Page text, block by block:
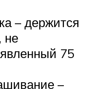
– держится
не
75
–